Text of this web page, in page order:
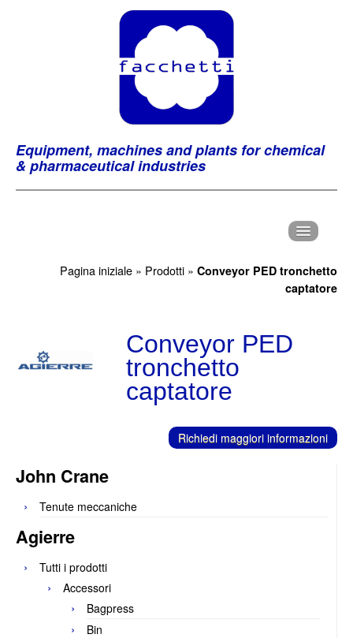
Equipment, machines and plants for chemical
& pharmaceutical industries
Home
Marchi
Contatti
Pagina iniziale » Prodotti » Conveyor PED tronchetto
captatore
Conveyor PED
tronchetto
captatore
Richiedi maggiori informazioni
John Crane
Tenute meccaniche
Agierre
Tutti i prodotti
Accessori
Bagpress
Bin